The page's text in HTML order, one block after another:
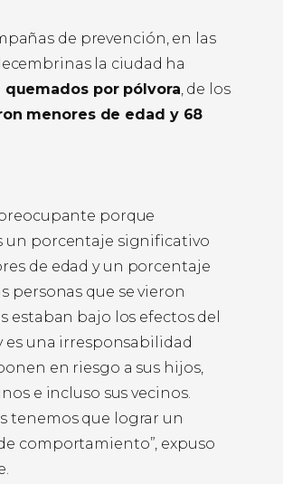
de prevención, en las
la ciudad ha
quemados por pólvora, de los
menores de edad y 68
preocupante porque
un porcentaje significativo
de edad y un porcentaje
personas que se vieron
estaban bajo los efectos del
es una irresponsabilidad
en riesgo a sus hijos,
e incluso sus vecinos.
tenemos que lograr un
comportamiento”, expuso